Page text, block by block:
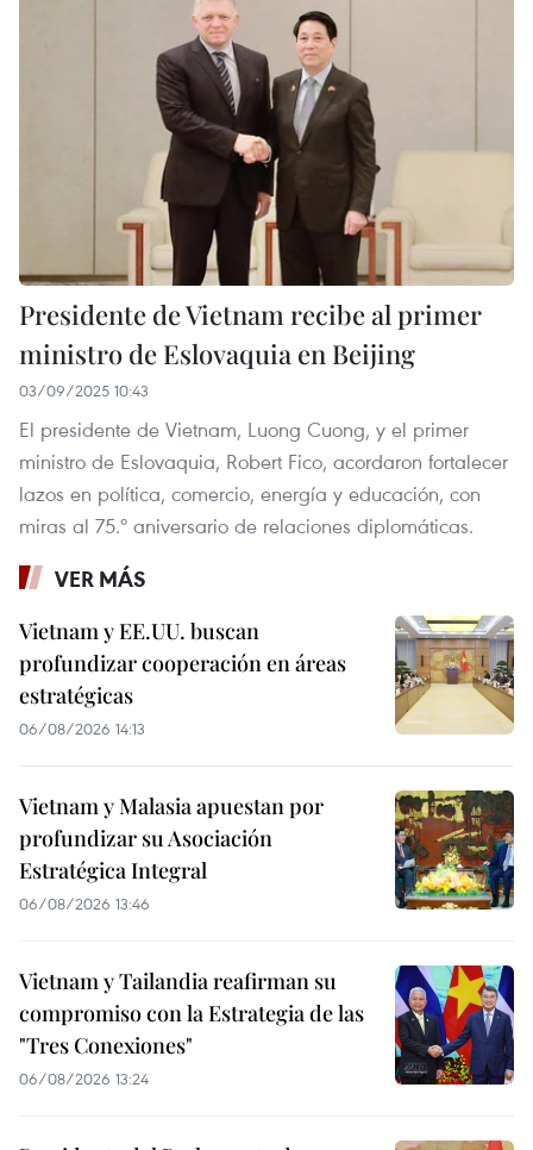
Presidente de Vietnam recibe al primer
ministro de Eslovaquia en Beijing
03/09/2025 10:43
El presidente de Vietnam, Luong Cuong, y el primer
ministro de Eslovaquia, Robert Fico, acordaron fortalecer
lazos en política, comercio, energía y educación, con
miras al 75.º aniversario de relaciones diplomáticas.
VER MÁS
Vietnam y EE.UU. buscan
profundizar cooperación en áreas
estratégicas
06/08/2026 14:13
Vietnam y Malasia apuestan por
profundizar su Asociación
Estratégica Integral
06/08/2026 13:46
Vietnam y Tailandia reafirman su
compromiso con la Estrategia de las
"Tres Conexiones"
06/08/2026 13:24